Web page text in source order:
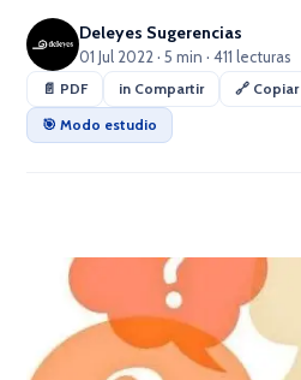
Deleyes Sugerencias
01 Jul 2022 · 5 min · 411 lecturas
📄 PDF in Compartir 🔗 Copiar
🎯 Modo estudio